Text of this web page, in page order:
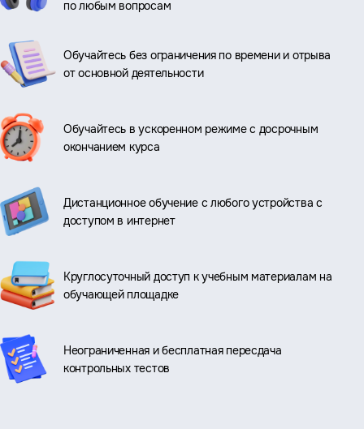
по любым вопросам
Обучайтесь без ограничения по времени и отрыва
от основной деятельности
Обучайтесь в ускоренном режиме с досрочным
окончанием курса
Дистанционное обучение с любого устройства с
доступом в интернет
Круглосуточный доступ к учебным материалам на
обучающей площадке
Неограниченная и бесплатная пересдача
контрольных тестов